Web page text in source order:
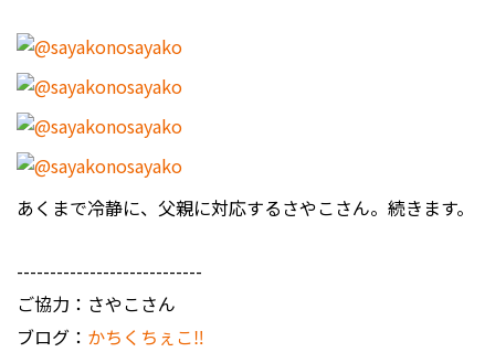
あくまで冷静に、父親に対応するさやこさん。続きます。
----------------------------
ご協力：さやこさん
ブログ： かちくちぇこ‼︎